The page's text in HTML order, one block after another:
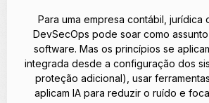
Para uma empresa contábil, jurídica
DevSecOps pode soar como
software. Mas os princípios se
integrada desde a configuração dos
proteção adicional), usar
aplicam IA para reduzir o ruído e